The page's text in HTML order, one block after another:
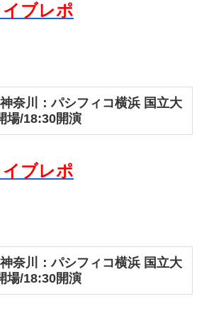
ブレポ
奈川：パシフィコ横浜 国立大
/18:30開演
ブレポ
奈川：パシフィコ横浜 国立大
/18:30開演